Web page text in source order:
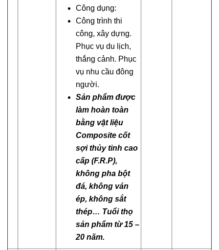
Công dụng:
Công trình thi
công, xây dựng.
Phục vụ du lịch,
thắng cảnh. Phục
vụ nhu cầu đông
người.
Sản phẩm được
làm hoàn toàn
bằng vật liệu
Composite cốt
sợi thủy tinh cao
cấp (F.R.P),
không pha bột
đá, không ván
ép, không sắt
thép… Tuổi thọ
sản phẩm từ 15 –
20 năm.